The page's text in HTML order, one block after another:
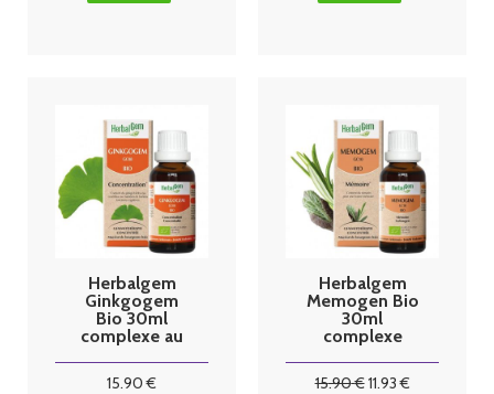
Herbalgem
Ginkgogem
Bio 30ml
complexe au
15.90 €
Herbalgem
Memogen Bio
30ml
complexe
15.90€11.93€